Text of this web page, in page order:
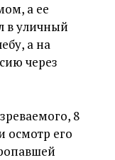
а ее
в уличный
а на
через
8
осмотр его